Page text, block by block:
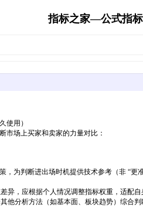
指标之家—公式指
使用）
市场上买家和卖家的力量对比：
为判断进出场时机提供技术参考（非 “更
异，应根据个人情况调整指标权重，适配自
分析方法（如基本面、板块趋势）综合判